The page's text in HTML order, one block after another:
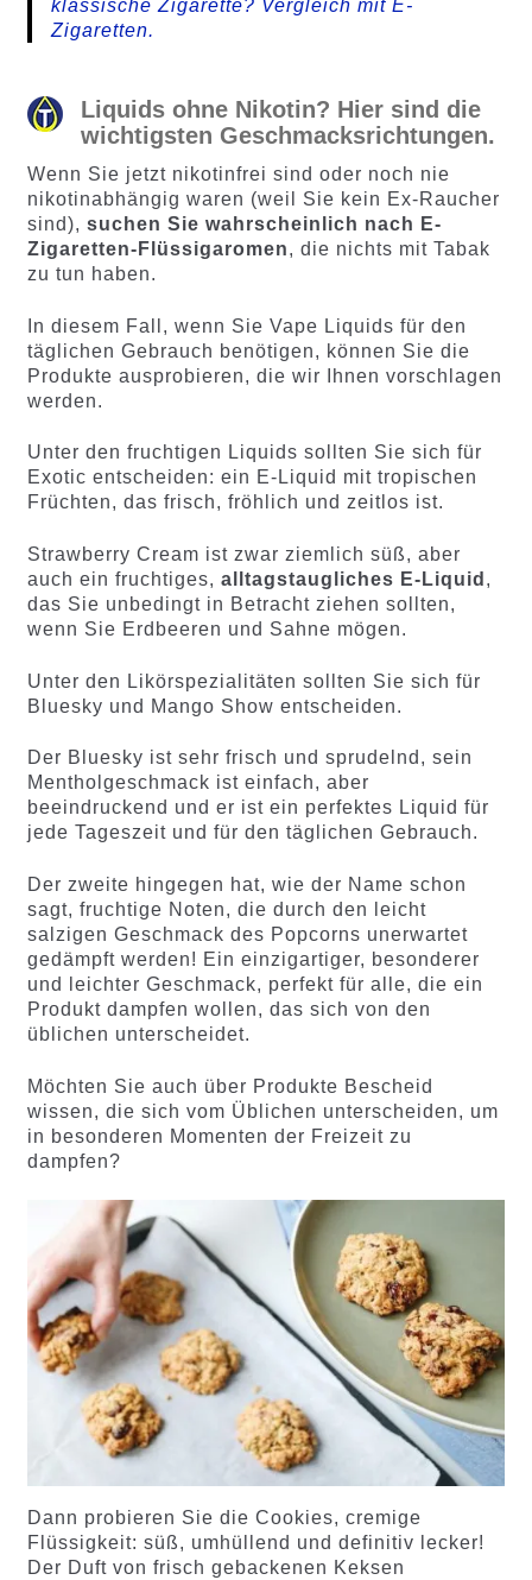
klassische Zigarette? Vergleich mit E-
Zigaretten.
Liquids ohne Nikotin? Hier sind die
wichtigsten Geschmacksrichtungen.
Wenn Sie jetzt nikotinfrei sind oder noch nie
nikotinabhängig waren (weil Sie kein Ex-Raucher
sind), suchen Sie wahrscheinlich nach E-
Zigaretten-Flüssigaromen, die nichts mit Tabak
zu tun haben.
In diesem Fall, wenn Sie Vape Liquids für den
täglichen Gebrauch benötigen, können Sie die
Produkte ausprobieren, die wir Ihnen vorschlagen
werden.
Unter den fruchtigen Liquids sollten Sie sich für
Exotic entscheiden: ein E-Liquid mit tropischen
Früchten, das frisch, fröhlich und zeitlos ist.
Strawberry Cream ist zwar ziemlich süß, aber
auch ein fruchtiges, alltagstaugliches E-Liquid ,
das Sie unbedingt in Betracht ziehen sollten,
wenn Sie Erdbeeren und Sahne mögen.
Unter den Likörspezialitäten sollten Sie sich für
Bluesky und Mango Show entscheiden.
Der Bluesky ist sehr frisch und sprudelnd, sein
Mentholgeschmack ist einfach, aber
beeindruckend und er ist ein perfektes Liquid für
jede Tageszeit und für den täglichen Gebrauch.
Der zweite hingegen hat, wie der Name schon
sagt, fruchtige Noten, die durch den leicht
salzigen Geschmack des Popcorns unerwartet
gedämpft werden! Ein einzigartiger, besonderer
und leichter Geschmack, perfekt für alle, die ein
Produkt dampfen wollen, das sich von den
üblichen unterscheidet.
Möchten Sie auch über Produkte Bescheid
wissen, die sich vom Üblichen unterscheiden, um
in besonderen Momenten der Freizeit zu
dampfen?
Dann probieren Sie die Cookies, cremige
Flüssigkeit: süß, umhüllend und definitiv lecker!
Der Duft von frisch gebackenen Keksen